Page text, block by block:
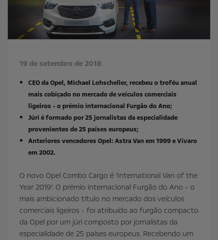
19 de setembro de 2018
CEO da Opel, Michael Lohscheller, recebeu o troféu anual
mais cobiçado no mercado de veículos comerciais
ligeiros - o prémio internacional Furgão do Ano;
Júri é formado por 25 jornalistas da especialidade
provenientes de 25 países europeus;
Anteriores vencedores Opel: Astra Van em 1999 e Vívaro
em 2002.
O novo Opel Combo Cargo é ‘International Van of the
Year 2019’. O prémio internacional Furgão do Ano - o
mais ambicionado título no mercado dos veículos
comerciais ligeiros - foi atribuído ao furgão compacto
da Opel por um júri composto por jornalistas da
especialidade de 25 países europeus. Recebendo um